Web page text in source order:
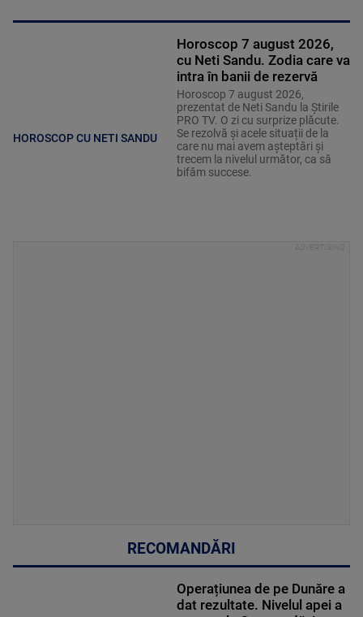
HOROSCOP CU NETI SANDU
Horoscop 7 august 2026,
cu Neti Sandu. Zodia care va
intra în banii de rezervă
Horoscop 7 august 2026,
prezentat de Neti Sandu la Știrile
PRO TV. O zi cu surprize plăcute.
Se rezolvă și acele situații de la
care nu mai avem așteptări și
trecem la nivelul următor, ca să
bifăm succese.
RECOMANDĂRI
Operațiunea de pe Dunăre a
dat rezultate. Nivelul apei a